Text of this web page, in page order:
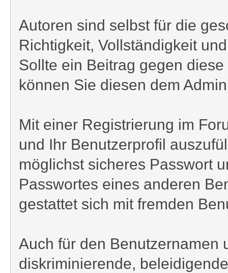
Autoren sind selbst für die
Richtigkeit, Vollständigkeit
Sollte ein Beitrag gegen
können Sie diesen dem
Mit einer Registrierung im
und Ihr Benutzerprofil
möglichst sicheres Passwort
Passwortes eines anderen
gestattet sich mit fremden
Auch für den Benutzernamen
diskriminierende,